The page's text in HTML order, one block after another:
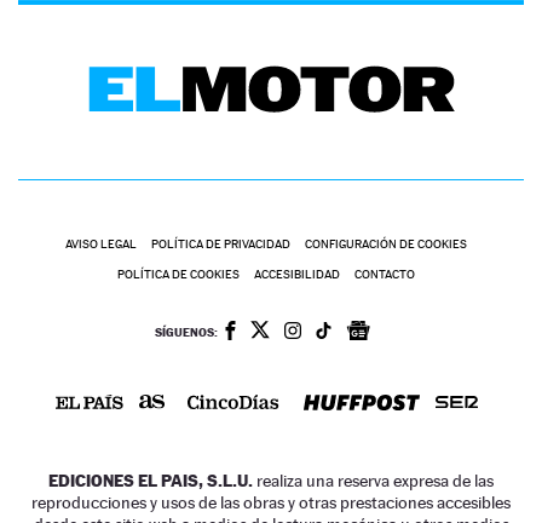
AVISO LEGAL POLÍTICA DE PRIVACIDAD CONFIGURACIÓN DE COOKIES
POLÍTICA DE COOKIES ACCESIBILIDAD CONTACTO
SÍGUENOS:
EDICIONES EL PAIS, S.L.U. realiza una reserva expresa de las
reproducciones y usos de las obras y otras prestaciones accesibles